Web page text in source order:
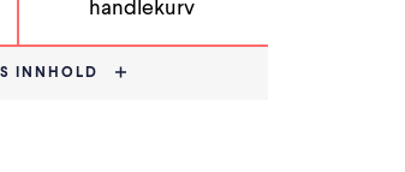
handlekurv
INNHOLD